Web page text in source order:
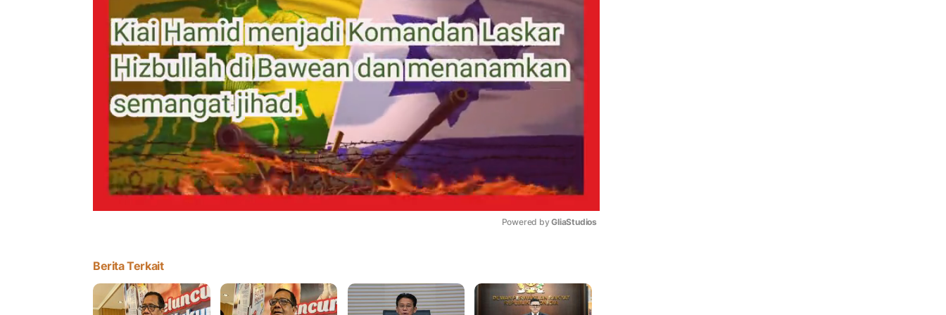
Powered by GliaStudios
Berita Terkait